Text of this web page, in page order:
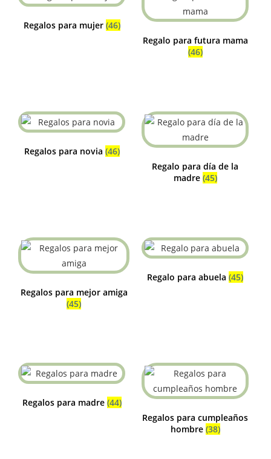
Regalos para mujer (46)
Regalo para futura mama
(46)
Regalos para novia (46)
Regalo para día de la
madre (45)
Regalos para mejor amiga
(45)
Regalo para abuela (45)
Regalos para madre (44)
Regalos para cumpleaños
hombre (38)